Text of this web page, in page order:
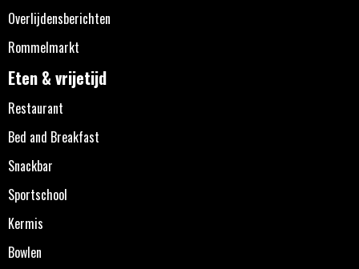
Overlijdensberichten
Rommelmarkt
Eten & vrijetijd
Restaurant
Bed and Breakfast
Snackbar
Sportschool
Kermis
Bowlen